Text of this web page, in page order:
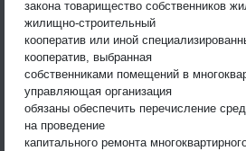
закона товарищество собственников
жилищно-строительный
кооператив или иной
кооператив, выбранная
собственниками помещений в
управляющая организация
обязаны обеспечить перечисление
на проведение
капитального ремонта